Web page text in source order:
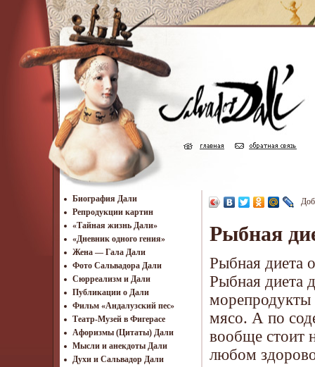
Биография Дали
Репродукции картин
«Тайная жизнь Дали»
«Дневник одного гения»
Жена — Гала Дали
Фото Сальвадора Дали
Cюрреализм и Дали
Публикации о Дали
Фильм «Андалузский пес»
Театр-Музей в Фигерасе
Афоризмы (Цитаты) Дали
Мысли и анекдоты Дали
Духи и Сальвадор Дали
Рыбная
Рыбная диета
Рыбная диета
морепродукты
мясо. А по
вообще стоит
любом